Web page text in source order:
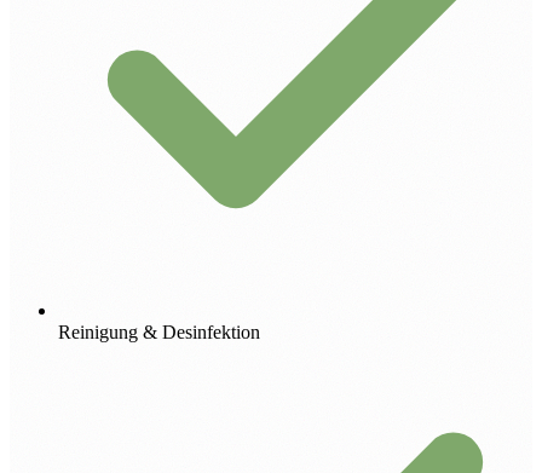
Reinigung & Desinfektion